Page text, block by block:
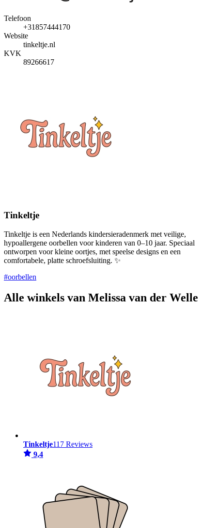
Telefoon
+31857444170
Website
tinkeltje.nl
KVK
89266617
Tinkeltje
Tinkeltje is een Nederlands kindersieradenmerk met veilige,
hypoallergene oorbellen voor kinderen van 0–10 jaar. Speciaal
ontworpen voor kleine oortjes, met speelse designs en een
comfortabele, platte schroefsluiting. ✨
#oorbellen
Alle winkels van Melissa van der Welle
Tinkeltje117 Reviews
9,4